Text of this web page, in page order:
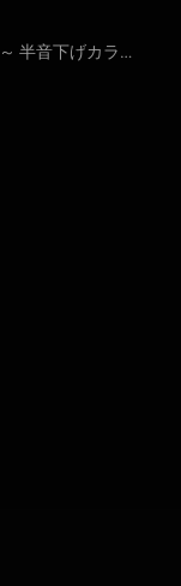
You Were There ～あなたが居たから～ 半音下げカラオケ